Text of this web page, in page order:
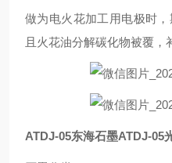
做为电火花加工用电极时，
且火花油分解碳化物被覆，
ATDJ-05东海石墨ATDJ-05